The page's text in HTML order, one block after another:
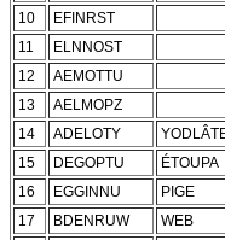
10
EFINRST
11
ELNNOST
12
AEMOTTU
13
AELMOPZ
14
ADELOTY
15
DEGOPTU ÉTOUPA
16
EGGINNU PIGE
17
BDENRUW WEB